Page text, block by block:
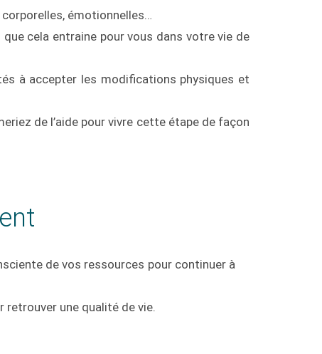
émotionnelles…
cela entraine pour vous dans votre vie de
à accepter les modifications physiques et
de l’aide pour vivre cette étape de façon
de vos ressources pour continuer à
une qualité de vie.